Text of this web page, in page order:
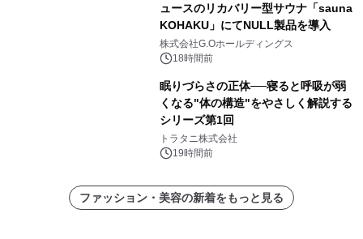
ュースのリカバリー型サウナ「sauna
KOHAKU」にてNULL製品を導入
株式会社G.Oホールディングス
18時間前
眠りづらさの正体──寝ると呼吸が弱
くなる"体の構造"をやさしく解説する
シリーズ第1回
トラタニ株式会社
19時間前
ファッション・美容の新着をもっと見る